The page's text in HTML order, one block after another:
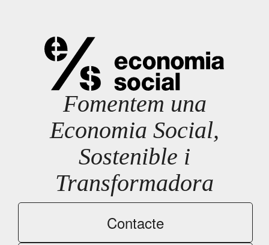
Fomentem una
Economia Social,
Sostenible i
Transformadora
Contacte